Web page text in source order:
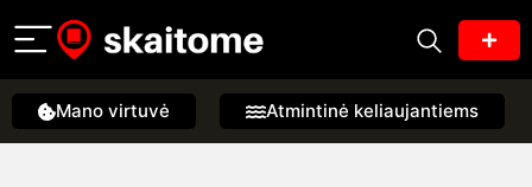
Mano virtuvė Atmintinė keliaujantiems